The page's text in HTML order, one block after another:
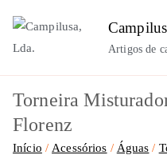
para
conteúdo
Artigos de
Torneira
Florenz
Início Acessórios Águas